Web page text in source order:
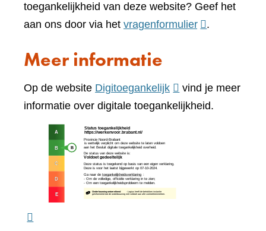
toegankelijkheid van deze website? Geef het
aan ons door via het vragenformulier(verwijst
website)
.
Meer informatie
Op de website Digitoegankelijk(verwijst
naar
vind je meer
informatie over digitale toegankelijkheid.